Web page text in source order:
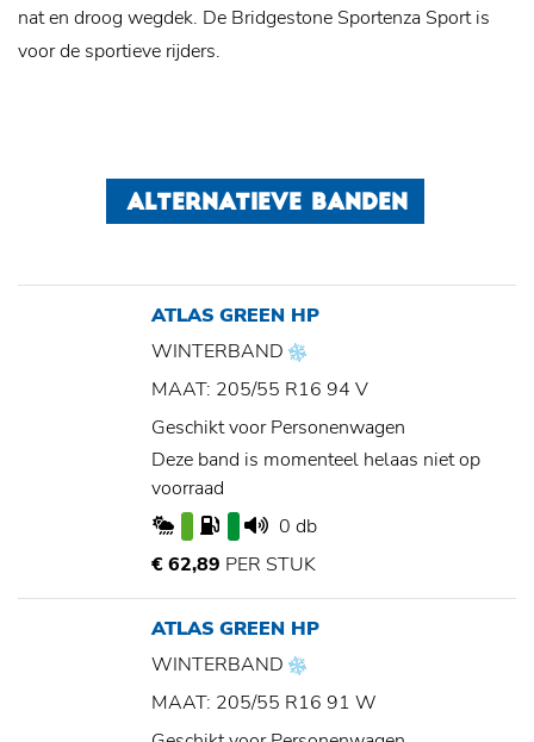
nat en droog wegdek. De Bridgestone Sportenza Sport is
voor de sportieve rijders.
ALTERNATIEVE BANDEN
ATLAS GREEN HP
WINTERBAND
MAAT: 205/55 R16 94 V
Geschikt voor Personenwagen
Deze band is momenteel helaas niet op
voorraad
0 db
€ 62,89 PER STUK
ATLAS GREEN HP
WINTERBAND
MAAT: 205/55 R16 91 W